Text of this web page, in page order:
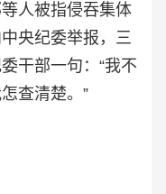
人被指侵吞集体
央纪委举报，三
干部一句：“我不
查清楚。”